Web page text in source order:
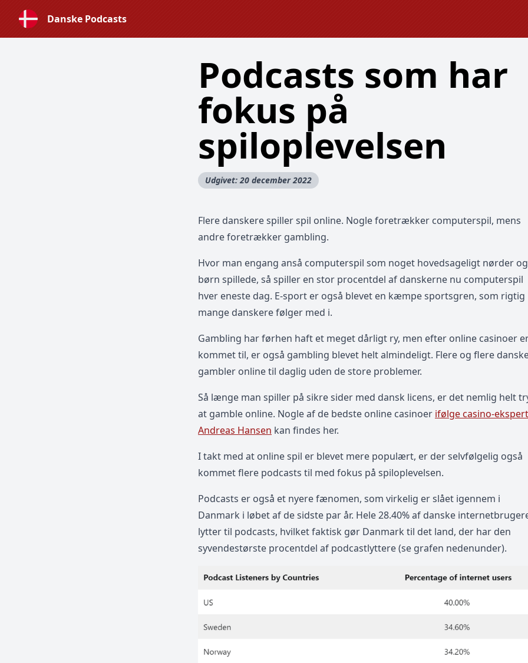
Danske Podcasts
Podcasts som har
fokus på
spiloplevelsen
Udgivet: 20 december 2022
Flere danskere spiller spil online. Nogle foretrækker computerspil, mens
andre foretrækker gambling.
Hvor man engang anså computerspil som noget hovedsageligt nørder og
børn spillede, så spiller en stor procentdel af danskerne nu computerspil
hver eneste dag. E-sport er også blevet en kæmpe sportsgren, som rigtig
mange danskere følger med i.
Gambling har førhen haft et meget dårligt ry, men efter online casinoer
kommet til, er også gambling blevet helt almindeligt. Flere og flere
gambler online til daglig uden de store problemer.
Så længe man spiller på sikre sider med dansk licens, er det nemlig helt
at gamble online. Nogle af de bedste online casinoer ifølge casino-ekspert
Andreas Hansen kan findes her.
I takt med at online spil er blevet mere populært, er der selvfølgelig også
kommet flere podcasts til med fokus på spiloplevelsen.
Podcasts er også et nyere fænomen, som virkelig er slået igennem i
Danmark i løbet af de sidste par år. Hele 28.40% af danske
lytter til podcasts, hvilket faktisk gør Danmark til det land, der har den
syvendestørste procentdel af podcastlyttere (se grafen nedenunder).